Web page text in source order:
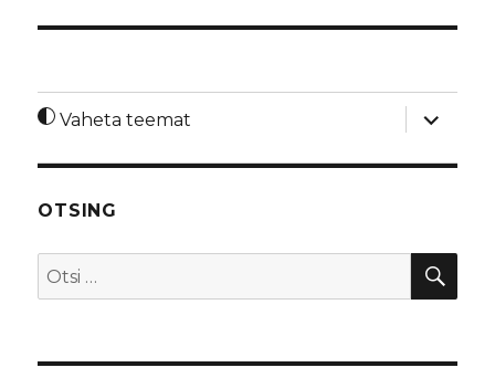
Vaheta teemat
laienda
OTSING
Otsi: